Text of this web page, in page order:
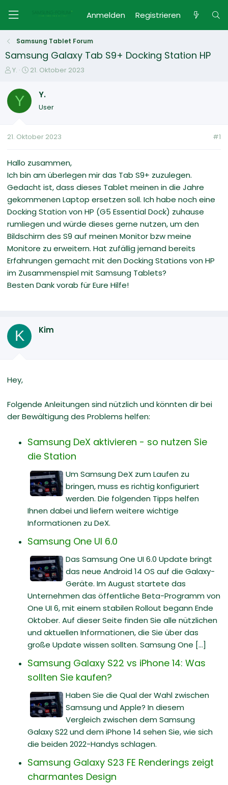
Anmelden Registrieren
Samsung Tablet Forum
Samsung Galaxy Tab S9+ Docking Station HP
E
s
e
e
Y.
E
t
e
t
m
21. Oktober 2023
Y Y.
User
21. Oktober 2023 #1
Hallo zusammen,
Ich bin am überlegen mir das Tab S9+ zuzulegen.
Gedacht ist, dass dieses Tablet meinen in die Jahre
gekommenen Laptop ersetzen soll. Ich habe noch eine
Docking Station von HP (G5 Essential Dock) zuhause
rumliegen und würde dieses gerne nutzen, um den
Bildschirm des S9 auf meinen Monitor bzw meine
Monitore zu erweitern. Hat zufällig jemand bereits
Erfahrungen gemacht mit den Docking Stations von HP
im Zusammenspiel mit Samsung Tablets?
Besten Dank vorab für Eure Hilfe!
K Kim
Hey,
Folgende Anleitungen sind nützlich und könnten dir bei
der Bewältigung des Problems helfen:
Samsung DeX aktivieren - so nutzen Sie
die Station
Um Samsung DeX zum Laufen zu
bringen, muss es richtig konfiguriert
werden. Die folgenden Tipps helfen
Ihnen dabei und liefern weitere wichtige
Informationen zu DeX.
Samsung One UI 6.0
Das Samsung One UI 6.0 Update bringt
das neue Android 14 OS auf die Galaxy-
Geräte. Im August startete das
Unternehmen das öffentliche Beta-Programm von
One UI 6, mit einem stabilen Rollout begann Ende
Oktober. Auf dieser Seite finden Sie alle nützlichen
und aktuellen Informationen, die Sie über das
große Update wissen sollten. Samsung One [...]
Samsung Galaxy S22 vs iPhone 14: Was
sollten Sie kaufen?
Haben Sie die Qual der Wahl zwischen
Samsung und Apple? In diesem
Vergleich zwischen dem Samsung
Galaxy S22 und dem iPhone 14 sehen Sie, wie sich
die beiden 2022-Handys schlagen.
Samsung Galaxy S23 FE Renderings zeigt
charmantes Design